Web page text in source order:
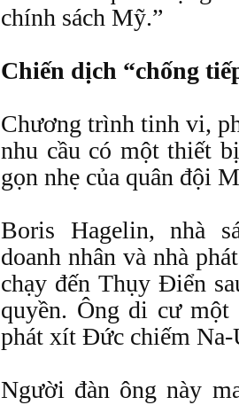
chính sách Mỹ.”
Chiến dịch “chống
Chương trình tinh vi,
nhu cầu có một thiết
gọn nhẹ của quân đội
Boris Hagelin, nhà
doanh nhân và nhà
chạy đến Thụy Điển
quyền. Ông di cư
phát xít Đức chiếm Na-
Người đàn ông này